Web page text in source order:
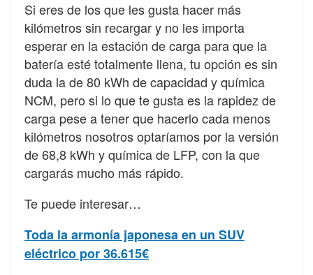
Si eres de los que les gusta hacer más
kilómetros sin recargar y no les importa
esperar en la estación de carga para que la
batería esté totalmente llena, tu opción es sin
duda la de 80 kWh de capacidad y química
NCM, pero si lo que te gusta es la rapidez de
carga pese a tener que hacerlo cada menos
kilómetros nosotros optaríamos por la versión
de 68,8 kWh y química de LFP, con la que
cargarás mucho más rápido.
Te puede interesar…
Toda la armonía japonesa en un SUV
eléctrico por 36.615€